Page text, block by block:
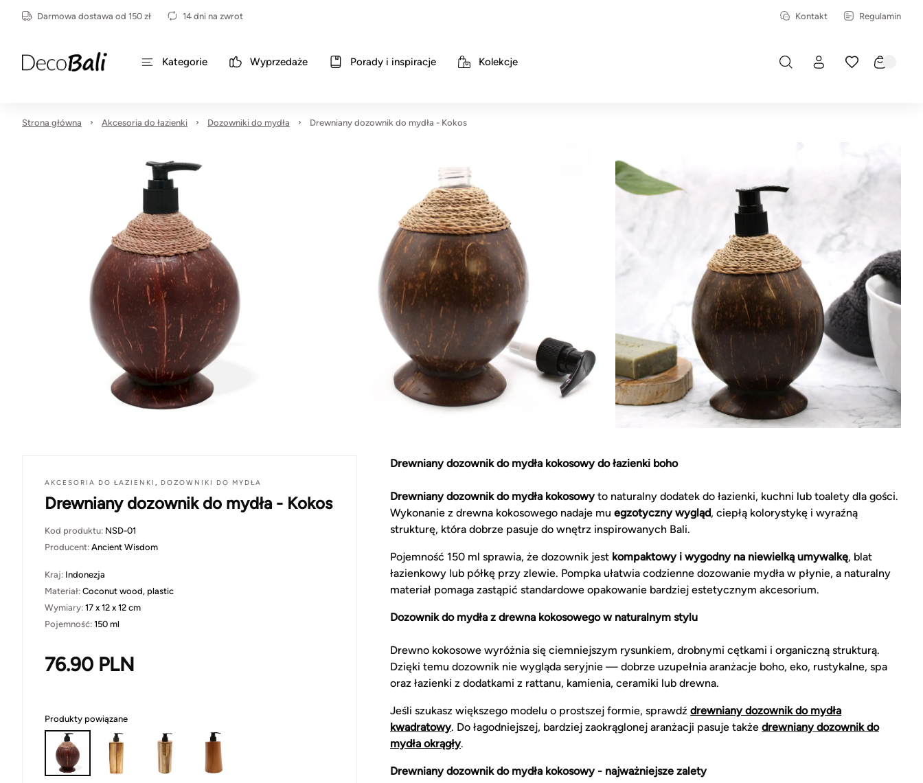
Darmowa dostawa od 150 zł 14 dni na zwrot Kontakt Regulamin
Kategorie Wyprzedaże Porady i inspiracje Kolekcje
Strona główna Akcesoria do łazienki Dozowniki do mydła Drewniany dozownik do mydła - Kokos
AKCESORIA DO ŁAZIENKI , DOZOWNIKI DO MYDŁA
Drewniany dozownik do mydła - Kokos
Kod produktu: NSD-01
Producent: Ancient Wisdom
Kraj: Indonezja
Materiał: Coconut wood, plastic
Wymiary: 17 x 12 x 12 cm
Pojemność: 150 ml
76.90 PLN
Produkty powiązane
Drewniany dozownik do mydła kokosowy do łazienki boho
Drewniany dozownik do mydła kokosowyto naturalny dodatek do łazienki, kuchni lub toalety dla gości.
Wykonanie z drewna kokosowego nadaje mu egzotyczny wygląd, ciepłą kolorystykę i wyraźną
strukturę, która dobrze pasuje do wnętrz inspirowanych Bali.
Pojemność 150 ml sprawia, że dozownik jest kompaktowy i wygodny na niewielką umywalkę, blat
łazienkowy lub półkę przy zlewie. Pompka ułatwia codzienne dozowanie mydła w płynie, a naturalny
materiał pomaga zastąpić standardowe opakowanie bardziej estetycznym akcesorium.
Dozownik do mydła z drewna kokosowego w naturalnym stylu
Drewno kokosowe wyróżnia się ciemniejszym rysunkiem, drobnymi cętkami i organiczną strukturą.
Dzięki temu dozownik nie wygląda seryjnie — dobrze uzupełnia aranżacje boho, eko, rustykalne, spa
oraz łazienki z dodatkami z rattanu, kamienia, ceramiki lub drewna.
Jeśli szukasz większego modelu o prostszej formie, sprawdź drewniany dozownik do mydła
kwadratowy. Do łagodniejszej, bardziej zaokrąglonej aranżacji pasuje także drewniany dozownik do
mydła okrągły.
Drewniany dozownik do mydła kokosowy - najważniejsze zalety